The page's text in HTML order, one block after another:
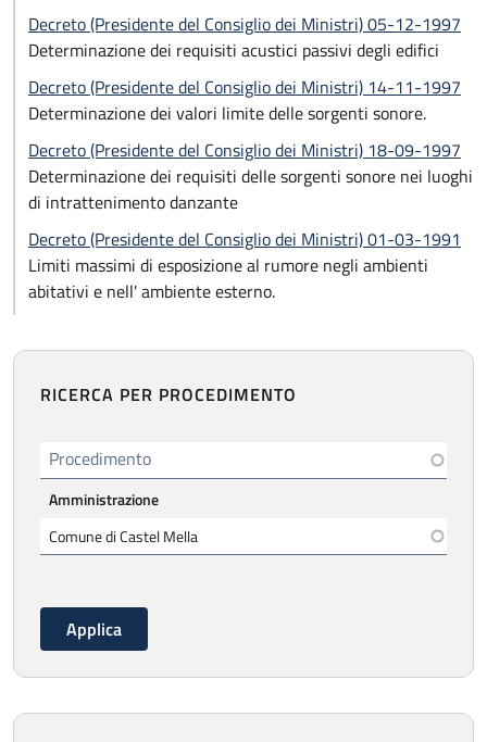
Decreto (Presidente del Consiglio dei Ministri) 05-12-1997
Determinazione dei requisiti acustici passivi degli edifici
Decreto (Presidente del Consiglio dei Ministri) 14-11-1997
Determinazione dei valori limite delle sorgenti sonore.
Decreto (Presidente del Consiglio dei Ministri) 18-09-1997
Determinazione dei requisiti delle sorgenti sonore nei luoghi
di intrattenimento danzante
Decreto (Presidente del Consiglio dei Ministri) 01-03-1991
Limiti massimi di esposizione al rumore negli ambienti
abitativi e nell' ambiente esterno.
RICERCA PER PROCEDIMENTO
Procedimento
Amministrazione